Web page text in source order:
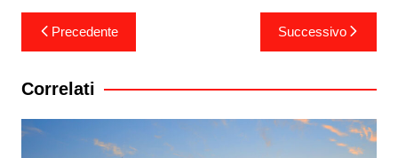
Navigazione
articoli
Precedente Successivo
Correlati